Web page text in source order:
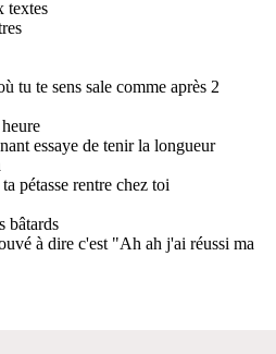
textes
tu te sens sale comme après 2
essaye de tenir la longueur
pétasse rentre chez toi
bâtards
à dire c'est "Ah ah j'ai réussi ma